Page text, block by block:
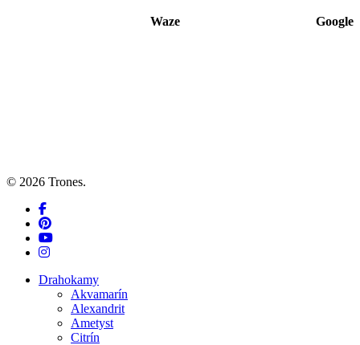
Waze Google
© 2026 Trones.
facebook
pinterest
youtube
instagram
Close
Drahokamy
Akvamarín
Alexandrit
Ametyst
Citrín